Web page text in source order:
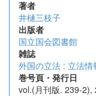
著者
井樋三枝子
出版者
国立国会図書館
雑誌
外国の立法 : 立法
巻号頁・発行日
vol.(月刊版. 239-2),